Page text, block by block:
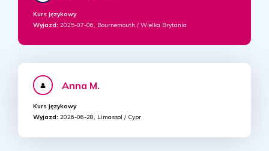
Kurs językowy
Wyjazd: 2025-07-06, Bournemouth / Wielka Brytania
Anna M.
Kurs językowy
Wyjazd: 2026-06-28, Limassol / Cypr